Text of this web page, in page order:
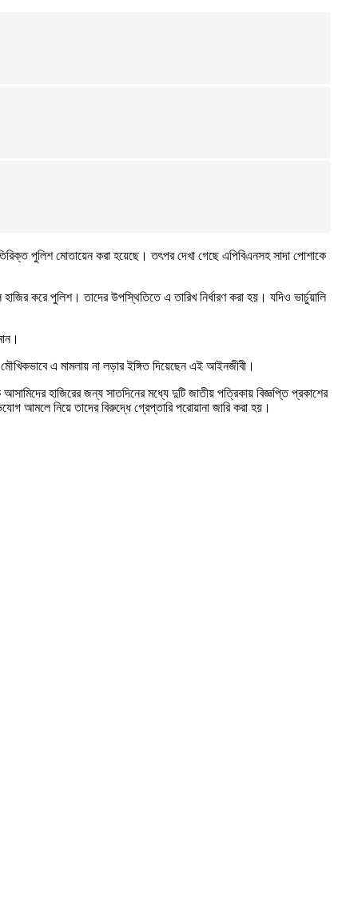
পুলিশ মোতায়েন করা হয়েছে। তৎপর দেখা গেছে এপিবিএনসহ সাদা পোশাকে
করে পুলিশ। তাদের উপস্থিতিতে এ তারিখ নির্ধারণ করা হয়। যদিও ভার্চুয়ালি
এ মামলায় না লড়ার ইঙ্গিত দিয়েছেন এই আইনজীবী।
হাজিরের জন্য সাতদিনের মধ্যে দুটি জাতীয় পত্রিকায় বিজ্ঞপ্তি প্রকাশের
আমলে নিয়ে তাদের বিরুদ্ধে গ্রেপ্তারি পরোয়ানা জারি করা হয়।